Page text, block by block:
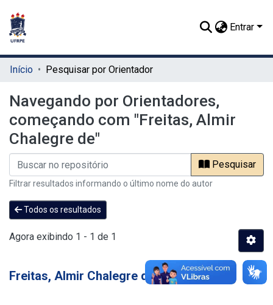
Entrar
Início Pesquisar por Orientador
Navegando por Orientadores,
começando com "Freitas, Almir
Chalegre de"
Pesquisar
Filtrar resultados informando o último nome do autor
Todos os resultados
Agora exibindo 1 - 1 de 1
Freitas, Almir Chalegre de 6